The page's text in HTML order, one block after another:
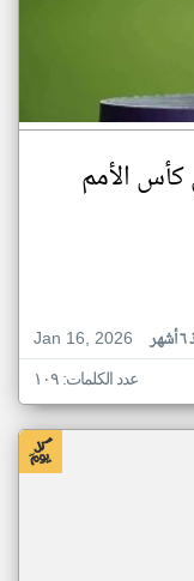
كأس الأمم
Jan 16, 2026
عدد الكلمات: ١٠٩